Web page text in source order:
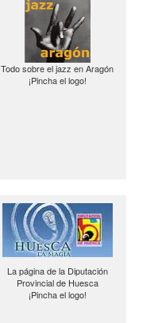
Todo sobre el jazz en Aragón
¡Pincha el logo!
La página de la Diputación
Provincial de Huesca
¡Pincha el logo!